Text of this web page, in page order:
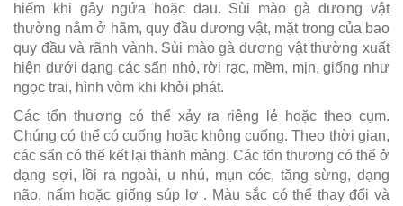
hiếm khi gây ngứa hoặc đau. Sùi mào gà dương vật
thường nằm ở hãm, quy đầu dương vật, mặt trong của bao
quy đầu và rãnh vành. Sùi mào gà dương vật thường xuất
hiện dưới dạng các sẩn nhỏ, rời rạc, mềm, mịn, giống như
ngọc trai, hình vòm khi khởi phát.
Các tổn thương có thể xảy ra riêng lẻ hoặc theo cụm.
Chúng có thể có cuống hoặc không cuống. Theo thời gian,
các sẩn có thể kết lại thành mảng. Các tổn thương có thể ở
dạng sợi, lồi ra ngoài, u nhú, mụn cóc, tăng sừng, dạng
não, nấm hoặc giống súp lơ . Màu sắc có thể thay đổi và